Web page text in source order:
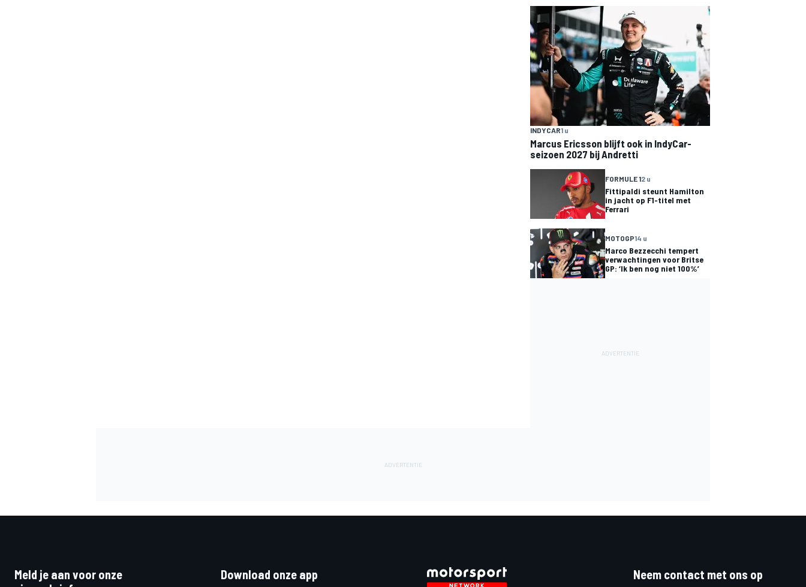
INDYCAR1 u
Marcus Ericsson blijft ook in IndyCar-
seizoen 2027 bij Andretti
FORMULE 12 u
Fittipaldi steunt Hamilton
in jacht op F1-titel met
Ferrari
MOTOGP14 u
Marco Bezzecchi tempert
verwachtingen voor Britse
GP: ‘Ik ben nog niet 100%’
Meld je aan voor onze
Download onze app Neem contact met ons op